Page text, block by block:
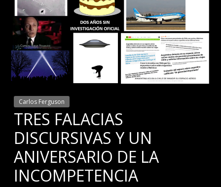
Carlos Ferguson
TRES FALACIAS
DISCURSIVAS Y UN
ANIVERSARIO DE LA
INCOMPETENCIA